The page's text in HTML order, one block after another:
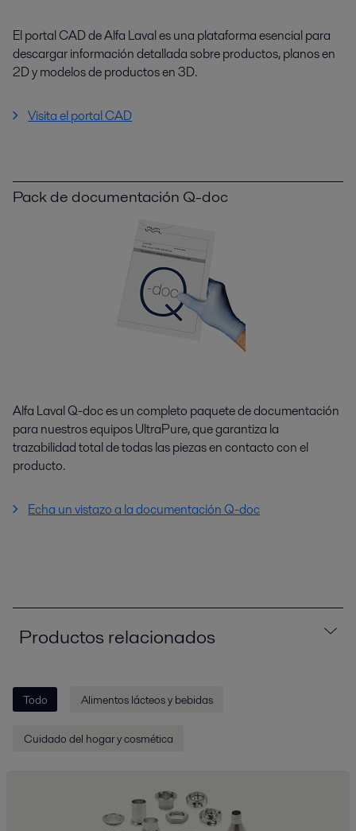
El portal CAD de Alfa Laval es una plataforma esencial para
descargar información detallada sobre productos, planos en
2D y modelos de productos en 3D.
Visita el portal CAD
Pack de documentación Q-doc
Alfa Laval Q-doc es un completo paquete de documentación
para nuestros equipos UltraPure, que garantiza la
trazabilidad total de todas las piezas en contacto con el
producto.
Echa un vistazo a la documentación Q-doc
Productos relacionados
Todo Alimentos lácteos y bebidas
Cuidado del hogar y cosmética